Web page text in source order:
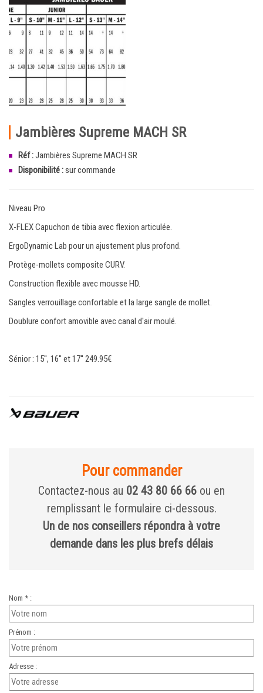
Jambières Supreme MACH SR
Réf :Jambières Supreme MACH SR
Disponibilité :sur commande
Niveau Pro
X-FLEX Capuchon de tibia avec flexion articulée.
ErgoDynamic Lab pour un ajustement plus profond.
Protège-mollets composite CURV.
Construction flexible avec mousse HD.
Sangles verrouillage confortable et la large sangle de mollet.
Doublure confort amovible avec canal d'air moulé.
Sénior : 15'', 16'' et 17'' 249.95€
Pour commander
Contactez-nous au 02 43 80 66 66 ou en
remplissant le formulaire ci-dessous.
Un de nos conseillers répondra à votre
demande dans les plus brefs délais
Nom * :
Prénom :
Adresse :